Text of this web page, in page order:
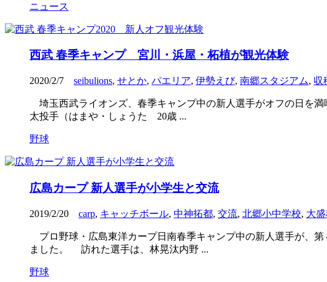
ニュース
西武 春季キャンプ 宮川・浜屋・柘植が観光体験
2020/2/7 seibulions, せとか, パエリア, 伊勢えび, 南郷スタジアム, 収
埼玉西武ライオンズ、春季キャンプ中の新人選手がオフの日を
太投手（はまや・しょうた 20歳 ...
野球
広島カープ 新人選手が小学生と交流
2019/2/20 carp, キャッチボール, 中神拓都, 交流, 北郷小中学校, 大
プロ野球・広島東洋カープ日南春季キャンプ中の新人選手が、
ました。 訪れた選手は、林晃汰内野 ...
野球